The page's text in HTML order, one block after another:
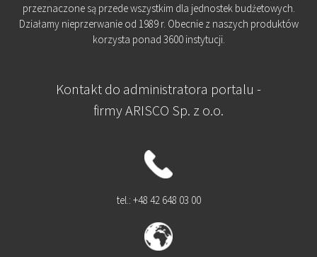
przeznaczone są przede wszystkim dla jednostek budżetowych.
Działamy nieprzerwanie od 1989 r. Obecnie z naszych produktów
korzysta ponad 3600 instytucji.
Kontakt do administratora portalu -
firmy ARISCO Sp. z o.o.
tel.: +48 42 648 03 00